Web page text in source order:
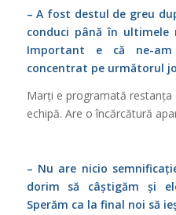
– A fost destul de greu
conduci până în
Important e că ne-
concentrat pe următorul
Marți e programată
echipă. Are o încărcătură
– Nu are nicio
dorim să câștigăm și
Sperăm ca la final noi să